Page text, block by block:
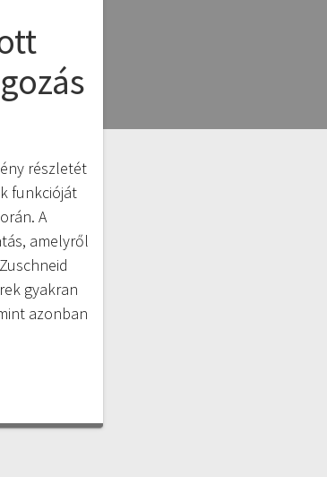
részletét
funkcióját
A
amelyről
gyakran
azonban